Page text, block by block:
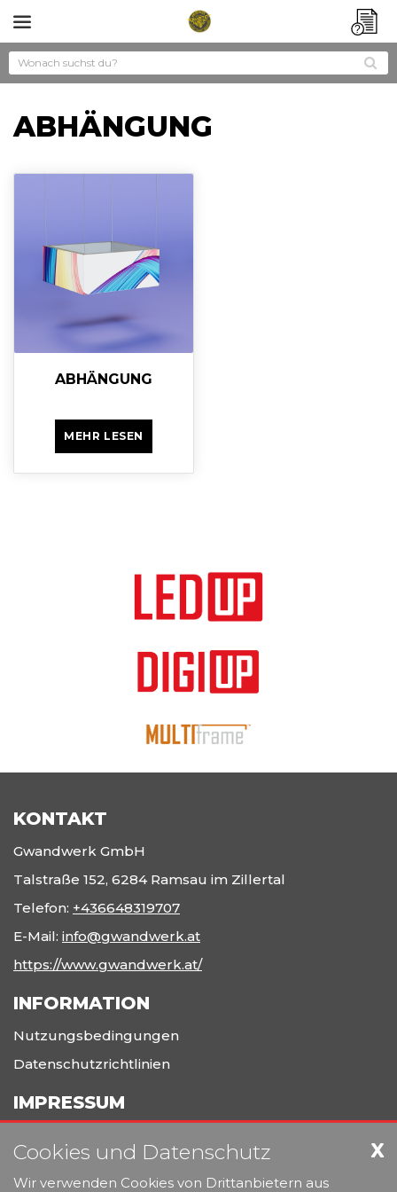
?
ABHÄNGUNG
ABHÄNGUNG
MEHR LESEN
KONTAKT
Gwandwerk GmbH
Talstraße 152, 6284 Ramsau im Zillertal
Telefon: +436648319707
E-Mail: info@gwandwerk.at
https://www.gwandwerk.at/
INFORMATION
Nutzungsbedingungen
Datenschutzrichtlinien
IMPRESSUM
X
Cookies und Datenschutz
Wir verwenden Cookies von Drittanbietern aus